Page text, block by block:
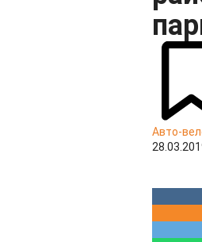
Авто-